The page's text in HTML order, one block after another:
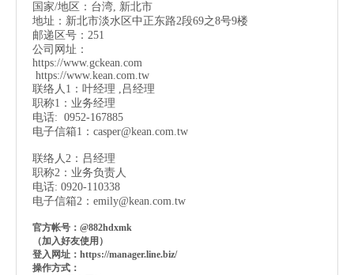
国家/地区：台湾, 新北市
地址： 新北市淡水区中正东路2段69之8号9楼
邮递区号：251
公司网址：
https://www.gckean.com
https://www.kean.com.tw
联络人1：叶经理 ,吕经理
职称1：业务经理
电话: 0952-167885
电子信箱1： casper@kean.com.tw
联络人2：吕经理
职称2：业务负责人
电话: 0920-110338
电子信箱2： emily@kean.com.tw
官方帐号：@882hdxmk
（加入好友使用）
登入网址：https://manager.line.biz/
操作方式：